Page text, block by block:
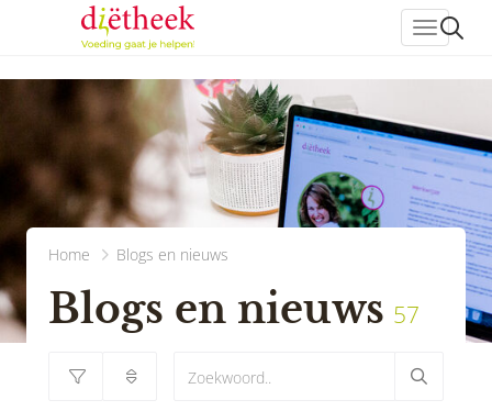
Home Blogs en nieuws
Blogs en nieuws 57